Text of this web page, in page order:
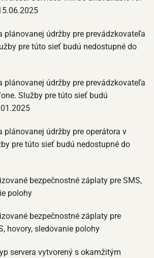
plánovanej údržby pre prevádzkovateľa
pre túto sieť budú nedostupné do
plánovanej údržby pre prevádzkovateľa
Služby pre túto sieť budú
plánovanej údržby pre operátora v
pre túto sieť budú nedostupné do
bezpečnostné záplaty pre SMS,
polohy
bezpečnostné záplaty pre
hovory, sledovanie polohy
servera vytvorený s okamžitým